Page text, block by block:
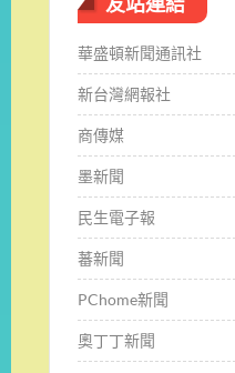
華盛頓新聞通訊社
新台灣網報社
商傳媒
墨新聞
民生電子報
蕃新聞
PChome新聞
奧丁丁新聞